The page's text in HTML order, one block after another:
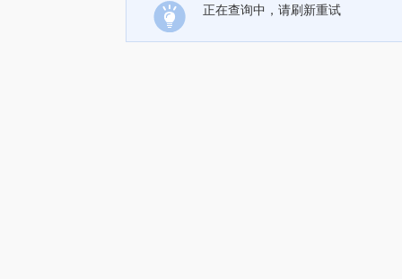
正在查询中，请刷新重试